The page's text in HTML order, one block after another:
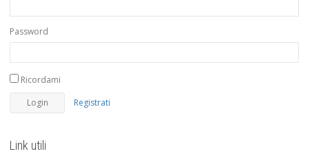
Password
Ricordami
Registrati
Link utili